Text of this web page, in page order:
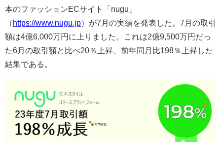
本のファッションECサイト「nugu」
（ https://www.nugu.jp）が7月の実績を発表した。7月の取引
額は4億6,000万円に上りました。これは2億9,500万円だっ
た6月の取引額と比べ20％上昇、前年同月比198％上昇した
結果である。